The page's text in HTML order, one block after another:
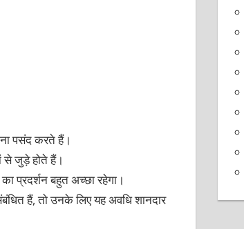
पसंद करते हैं।
से जुड़े होते हैं।
प्रदर्शन बहुत अच्छा रहेगा।
हैं, तो उनके लिए यह अवधि शानदार